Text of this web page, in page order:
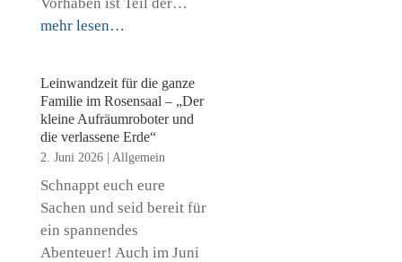
mehr lesen…
Leinwandzeit für die ganze
Familie im Rosensaal – „Der
kleine Aufräumroboter und
die verlassene Erde“
2. Juni 2026| Allgemein
Schnappt euch eure
Sachen und seid bereit für
ein spannendes
Abenteuer! Auch im Juni